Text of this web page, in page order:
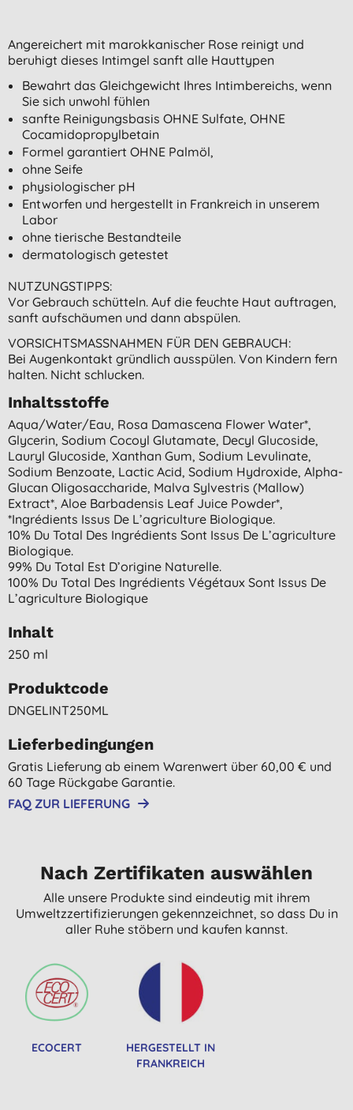
Angereichert mit marokkanischer Rose reinigt und
beruhigt dieses Intimgel sanft alle Hauttypen
Bewahrt das Gleichgewicht Ihres Intimbereichs, wenn
Sie sich unwohl fühlen
sanfte Reinigungsbasis OHNE Sulfate, OHNE
Cocamidopropylbetain
Formel garantiert OHNE Palmöl,
ohne Seife
physiologischer pH
Entworfen und hergestellt in Frankreich in unserem
Labor
ohne tierische Bestandteile
dermatologisch getestet
NUTZUNGSTIPPS:
Vor Gebrauch schütteln. Auf die feuchte Haut auftragen,
sanft aufschäumen und dann abspülen.
VORSICHTSMASSNAHMEN FÜR DEN GEBRAUCH:
Bei Augenkontakt gründlich ausspülen. Von Kindern fern
halten. Nicht schlucken.
Inhaltsstoffe
Aqua/water/eau, Rosa Damascena Flower Water*,
Glycerin, Sodium Cocoyl Glutamate, Decyl Glucoside,
Lauryl Glucoside, Xanthan Gum, Sodium Levulinate,
Sodium Benzoate, Lactic Acid, Sodium Hydroxide, Alpha-
Glucan Oligosaccharide, Malva Sylvestris (mallow)
Extract*, Aloe Barbadensis Leaf Juice Powder*,
*ingrédients Issus De L’agriculture Biologique.
10% Du Total Des Ingrédients Sont Issus De L’agriculture
Biologique.
99% Du Total Est D’origine Naturelle.
100% Du Total Des Ingrédients Végétaux Sont Issus De
L’agriculture Biologique
Inhalt
250 ml
Produktcode
DNGELINT250ML
Lieferbedingungen
Gratis Lieferung ab einem Warenwert über 60,00 € und
60 Tage Rückgabe Garantie.
FAQ ZUR LIEFERUNG
Nach Zertifikaten auswählen
Alle unsere Produkte sind eindeutig mit ihrem
Umweltzzertifizierungen gekennzeichnet, so dass Du in
aller Ruhe stöbern und kaufen kannst.
ECOCERT
HERGESTELLT IN
FRANKREICH